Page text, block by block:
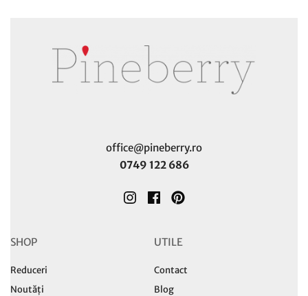
office@pineberry.ro
0749 122 686
SHOP
Reduceri
Noutăți
UTILE
Contact
Blog